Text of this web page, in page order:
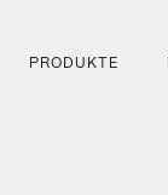
PRODUKTE